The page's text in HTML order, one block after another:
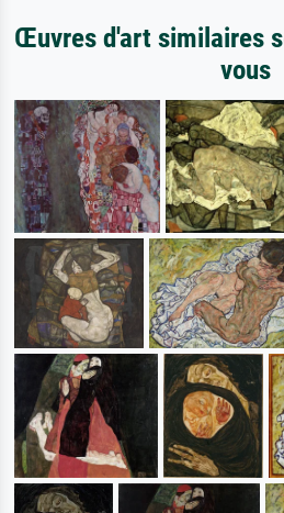
Œuvres d'art similaires
vous